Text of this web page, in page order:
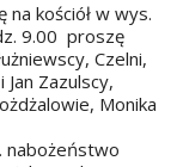
na kościół w wys.
9.00 proszę
Czelni,
Zazulscy,
Monika
nabożeństwo